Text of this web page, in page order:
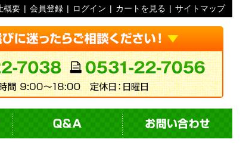
概要 | 会員登録 | ログイン | カートを見る | サイトマップ